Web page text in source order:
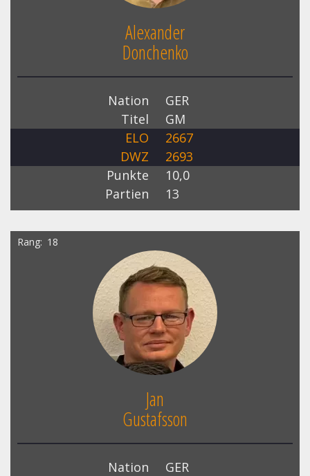
Alexander
Donchenko
Nation
GER
Titel
GM
ELO
2667
DWZ
2693
Punkte
10,0
Partien
13
Rang 18
Jan
Gustafsson
Nation
GER